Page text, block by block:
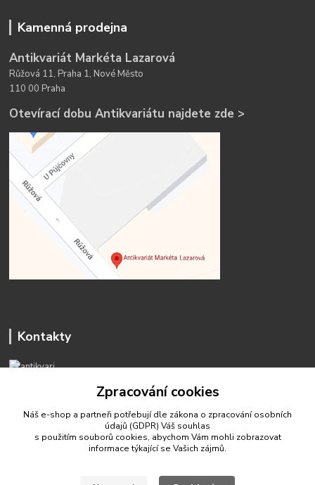
Kamenná prodejna
Antikvariát Markéta Lazarová
Růžová 11, Praha 1, Nové Město
110 00 Praha
Otevírací dobu Antikvariátu najdete zde >
Kontakty
antikvariat.marketa.lazarova@gmail.com
Zpracování cookies
Náš e-shop a partneři potřebují dle zákona o zpracování osobních
údajů (GDPR) Váš souhlas
s použitím souborů cookies, abychom Vám mohli zobrazovat
informace týkající se Vašich zájmů.